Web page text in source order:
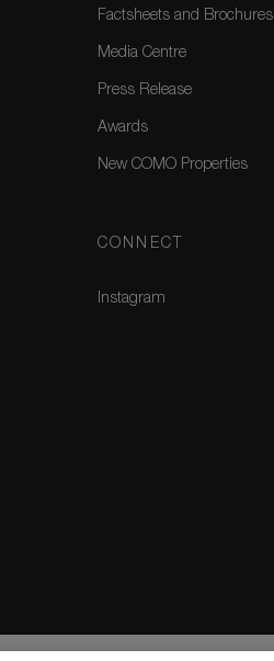
Factsheets and Brochures
Media Centre
Press Release
Awards
New COMO Properties
CONNECT
Instagram